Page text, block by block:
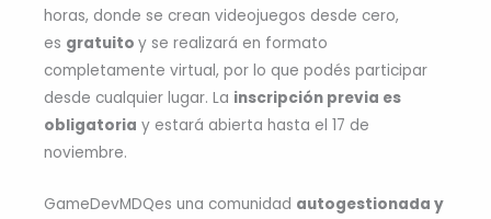
horas, donde se crean videojuegos desde cero,
es gratuito y se realizará en formato
completamente virtual, por lo que podés participar
desde cualquier lugar. La inscripción previa es
obligatoria y estará abierta hasta el 17 de
noviembre.
GameDevMDQes una comunidad autogestionada y